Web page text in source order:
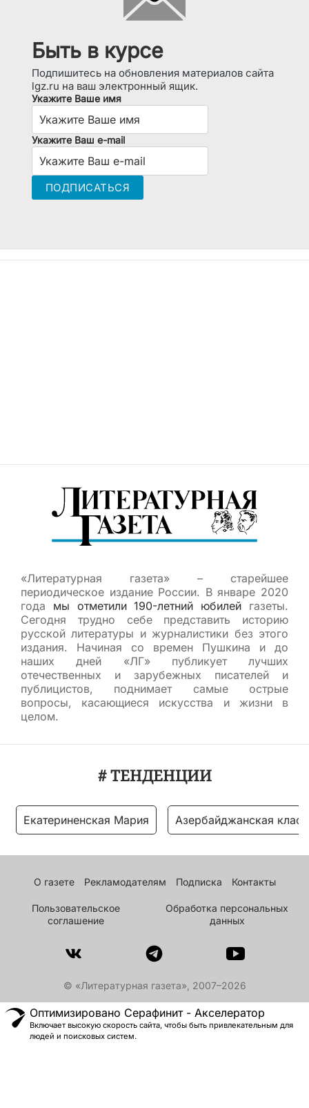
Быть в курсе
Подпишитесь на обновления материалов сайта
lgz.ru на ваш электронный ящик.
Укажите Ваше имя
Укажите Ваш e-mail
«Литературная газета» – старейшее
периодическое издание России. В январе 2020
года мы отметили 190-летний юбилей газеты.
Сегодня трудно себе представить историю
русской литературы и журналистики без этого
издания. Начиная со времен Пушкина и до
наших дней «ЛГ» публикует лучших
отечественных и зарубежных писателей и
публицистов, поднимает самые острые
вопросы, касающиеся искусства и жизни в
целом.
# ТЕНДЕНЦИИ
Екатериненская Мария Азербайджанская
О газете Рекламодателям Подписка Контакты
Пользовательское
соглашение
Обработка персональных
данных
© «Литературная газета», 2007–2026
Оптимизировано Серафинит - Акселератор
Включает высокую скорость сайта, чтобы быть привлекательным для
людей и поисковых систем.